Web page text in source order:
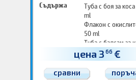
Съдържа
Туба с боя за
ml
Флакон с
50 ml
Туба с балсам за
25 ml
Чифт защитни
Инструкции за
цена 3 66 €
сравни